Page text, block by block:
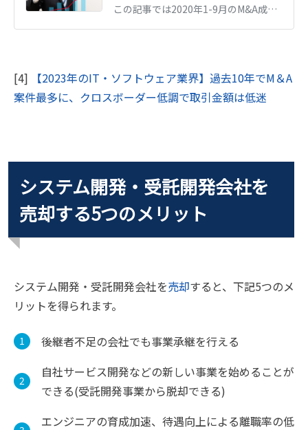
この記事では2020年1-9月のM&A成約件数や譲渡金額の推移を紹介します。2019年に譲渡金額の大きかったM&A取引ランキングや、自社の事業売却を検討する会社の経営者が、コロナ禍で下した決断も紹介します。
[4]
【2023年のIT・ソフトウェア業界】過去10年でM＆A
案件最多に、クロスボーダー低調で取引金額は低迷
システム開発・受託開発会社を
売却する5つのメリット
システム開発・受託開発会社を売却すると、下記5つのメ
リットを得られます。
後継者不足の会社でも事業承継を行える
自社サービス開発などの新しい事業を始めることが
できる(受託開発事業から脱却できる)
エンジニアの育成加速、待遇向上による離職率の低